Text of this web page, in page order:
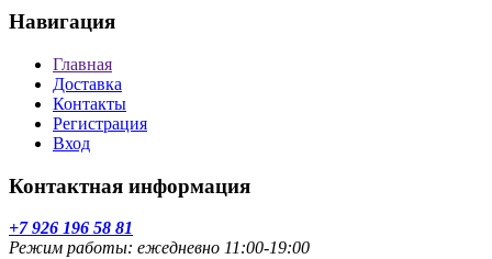
Навигация
Главная
Доставка
Контакты
Регистрация
Вход
Контактная информация
+7 926 196 58 81
Режим работы: ежедневно 11:00-19:00